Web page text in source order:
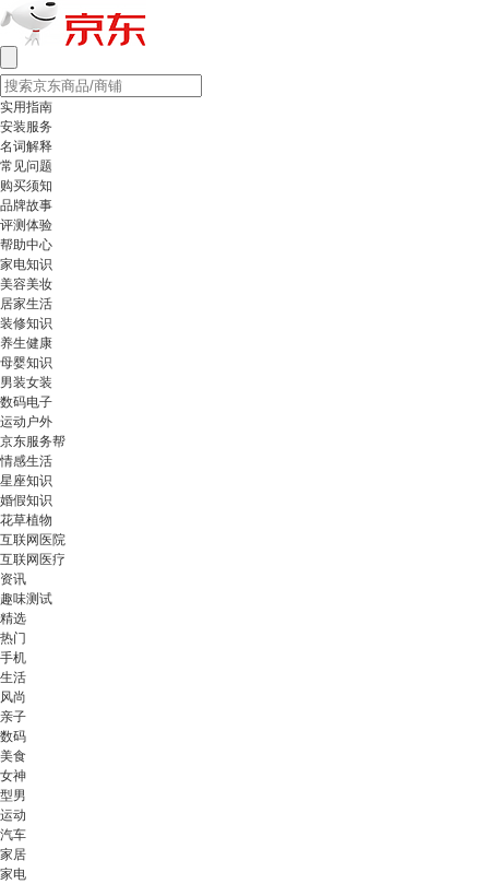
实用指南
安装服务
名词解释
常见问题
购买须知
品牌故事
评测体验
帮助中心
家电知识
美容美妆
居家生活
装修知识
养生健康
母婴知识
男装女装
数码电子
运动户外
京东服务帮
情感生活
星座知识
婚假知识
花草植物
互联网医院
互联网医疗
资讯
趣味测试
精选
热门
手机
生活
风尚
亲子
数码
美食
女神
型男
运动
汽车
家居
家电